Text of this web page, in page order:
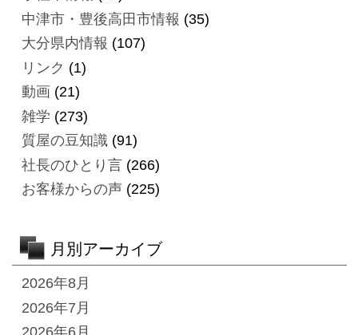
中津市・豊後高田市情報 (35)
大分県内情報 (107)
リンク (1)
動画 (21)
雑学 (273)
質屋の豆知識(91)
社長のひとり言(266)
お客様からの声(225)
月別アーカイブ
2026年8月
2026年7月